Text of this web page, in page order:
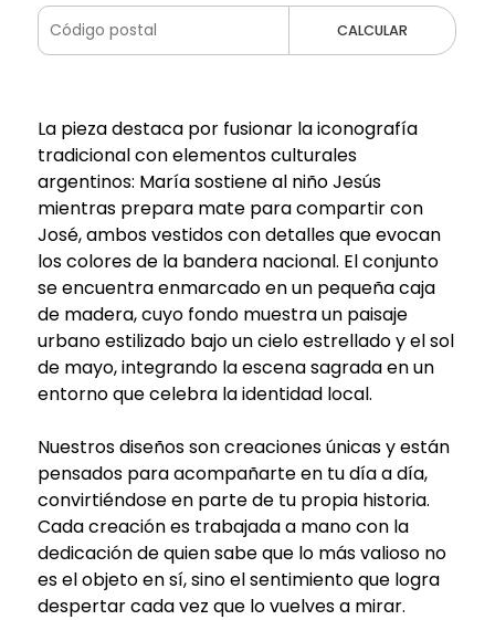
CALCULAR
La pieza destaca por fusionar la iconografía
tradicional con elementos culturales
argentinos: María sostiene al niño Jesús
mientras prepara mate para compartir con
José, ambos vestidos con detalles que evocan
los colores de la bandera nacional. El conjunto
se encuentra enmarcado en un pequeña caja
de madera, cuyo fondo muestra un paisaje
urbano estilizado bajo un cielo estrellado y el sol
de mayo, integrando la escena sagrada en un
entorno que celebra la identidad local.
Nuestros diseños son creaciones únicas y están
pensados para acompañarte en tu día a día,
convirtiéndose en parte de tu propia historia.
Cada creación es trabajada a mano con la
dedicación de quien sabe que lo más valioso no
es el objeto en sí, sino el sentimiento que logra
despertar cada vez que lo vuelves a mirar.